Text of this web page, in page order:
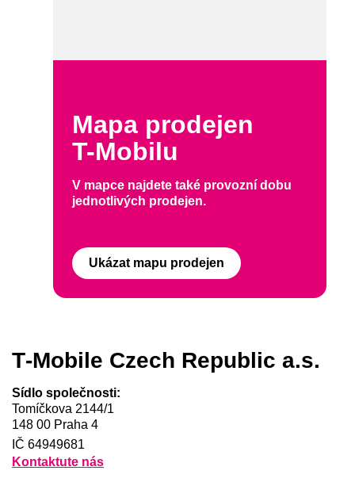
Mapa prodejen
T-Mobilu
V mapce najdete také provozní dobu
jednotlivých prodejen.
Ukázat mapu prodejen
T‑Mobile Czech Republic a.s.
Sídlo společnosti:
Tomíčkova 2144/1
148 00 Praha 4
IČ 64949681
Kontaktute nás